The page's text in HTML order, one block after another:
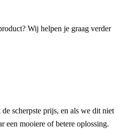
Wij helpen je graag verder
scherpste prijs, en als we dit niet
een mooiere of betere oplossing.